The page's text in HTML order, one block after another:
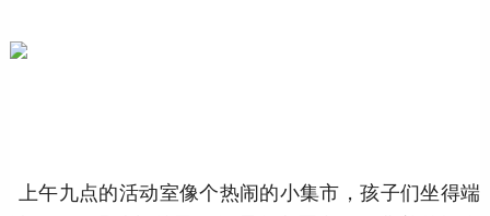
上午九点的活动室像个热闹的小集市，孩子们坐得端